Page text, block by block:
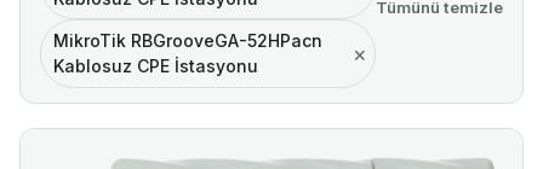
MikroTik RBGrooveGA-52HPacn
Kablosuz CPE İstasyonu
×
Tümünü temizle